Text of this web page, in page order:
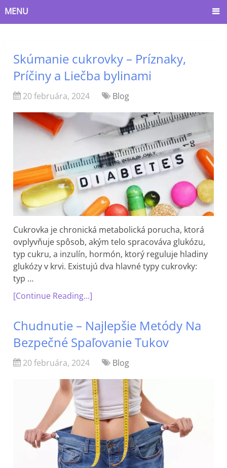
MENU
Skúmanie cukrovky – Príznaky,
Príčiny a Liečba bylinami
20 februára, 2024 Blog
Cukrovka je chronická metabolická porucha, ktorá
ovplyvňuje spôsob, akým telo spracováva glukózu,
typ cukru, a inzulín, hormón, ktorý reguluje hladiny
glukózy v krvi. Existujú dva hlavné typy cukrovky:
typ …
[Continue Reading...]
Chudnutie – Najlepšie Metódy Na
Bezpečné Spaľovanie Tukov
20 februára, 2024 Blog